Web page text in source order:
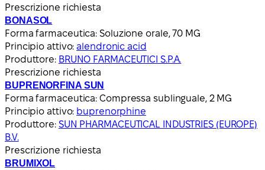
Prescrizione richiesta
BONASOL
Forma farmaceutica: Soluzione orale, 70 MG
Principio attivo:alendronic acid
Produttore: BRUNO FARMACEUTICI S.P.A.
Prescrizione richiesta
BUPRENORFINA SUN
Forma farmaceutica: Compressa sublinguale, 2 MG
Principio attivo: buprenorphine
Produttore: SUN PHARMACEUTICAL INDUSTRIES (EUROPE)
B.V.
Prescrizione richiesta
BRUMIXOL